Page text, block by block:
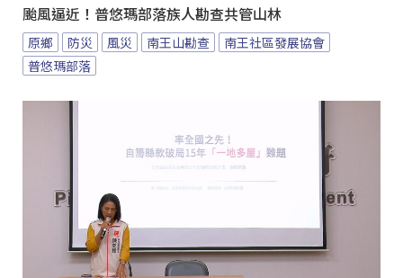
颱風逼近！普悠瑪部落族人勘查共管山林
原鄉 防災 風災 南王山勘查
南王社區發展協會
普悠瑪部落